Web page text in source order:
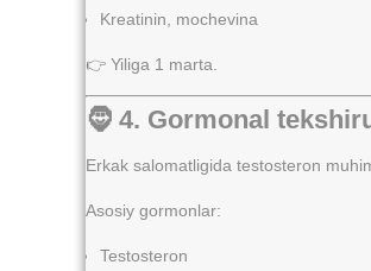
Kreatinin, mochevina
👉 Yiliga 1 marta.
🧔 4. Gormonal
Erkak salomatligida testosteron
Asosiy gormonlar:
Testosteron